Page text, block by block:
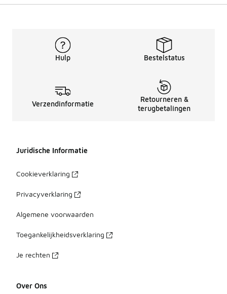
Hulp Bestelstatus
Verzendinformatie
Retourneren &
terugbetalingen
Juridische Informatie
Cookieverklaring
Privacyverklaring
Algemene voorwaarden
Toegankelijkheidsverklaring
Je rechten
Over Ons